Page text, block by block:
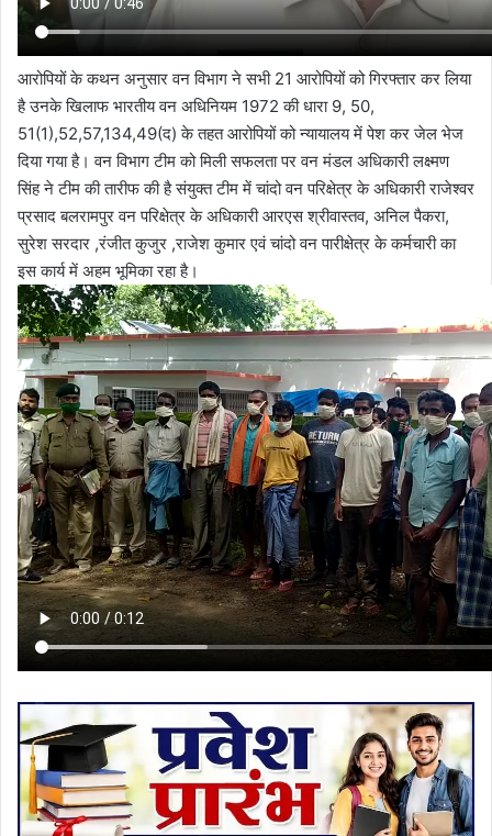
आरोपियों के कथन अनुसार वन विभाग ने सभी 21 आरोपियों को गिरफ्तार कर लिया
है उनके खिलाफ भारतीय वन अधिनियम 1972 की धारा 9, 50,
51(1),52,57,134,49(द) के तहत आरोपियों को न्यायालय में पेश कर जेल भेज
दिया गया है। वन विभाग टीम को मिली सफलता पर वन मंडल अधिकारी लक्ष्मण
सिंह ने टीम की तारीफ की है संयुक्त टीम में चांदो वन परिक्षेत्र के अधिकारी राजेश्वर
प्रसाद बलरामपुर वन परिक्षेत्र के अधिकारी आरएस श्रीवास्तव, अनिल पैकरा,
सुरेश सरदार ,रंजीत कुजुर ,राजेश कुमार एवं चांदो वन पारीक्षेत्र के कर्मचारी का
इस कार्य में अहम भूमिका रहा है।